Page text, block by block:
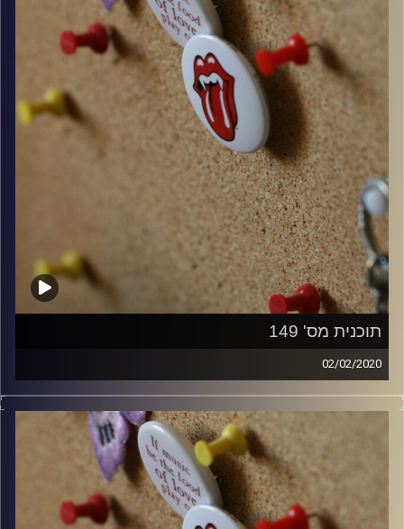
תוכנית מס' 149
02/02/2020
קלאסיקות רוק עם אורן הוף.
włodi